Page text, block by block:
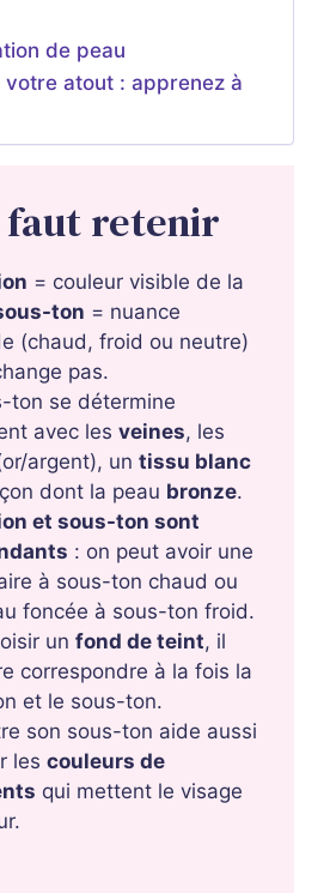
de peau
atout : apprenez à
faut retenir
= couleur visible de la
ton = nuance
(chaud, froid ou neutre)
pas.
ton se détermine
avec les veines, les
argent), un tissu blanc
dont la peau bronze.
et sous-ton sont
: on peut avoir une
à sous-ton chaud ou
foncée à sous-ton froid.
un fond de teint, il
correspondre à la fois la
et le sous-ton.
son sous-ton aide aussi
les couleurs de
qui mettent le visage